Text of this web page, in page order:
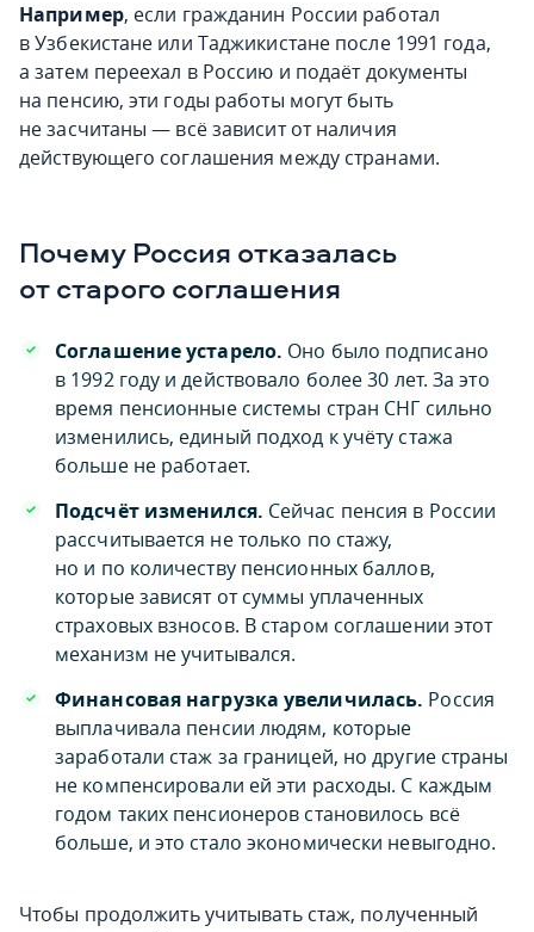
Например, если гражданин России работал
в Узбекистане или Таджикистане после 1991 года,
а затем переехал в Россию и подаёт документы
на пенсию, эти годы работы могут быть
не засчитаны — всё зависит от наличия
действующего соглашения между странами.
Почему Россия отказалась
от старого соглашения
Соглашение устарело. Оно было подписано
в 1992 году и действовало более 30 лет. За это
время пенсионные системы стран СНГ сильно
изменились, единый подход к учёту стажа
больше не работает.
Подсчёт изменился. Сейчас пенсия в России
рассчитывается не только по стажу,
но и по количеству пенсионных баллов,
которые зависят от суммы уплаченных
страховых взносов. В старом соглашении этот
механизм не учитывался.
Финансовая нагрузка увеличилась. Россия
выплачивала пенсии людям, которые
заработали стаж за границей, но другие страны
не компенсировали ей эти расходы. С каждым
годом таких пенсионеров становилось всё
больше, и это стало экономически невыгодно.
Чтобы продолжить учитывать стаж, полученный